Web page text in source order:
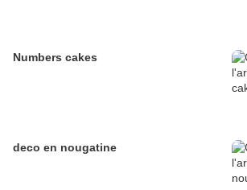
Numbers cakes
deco en nougatine